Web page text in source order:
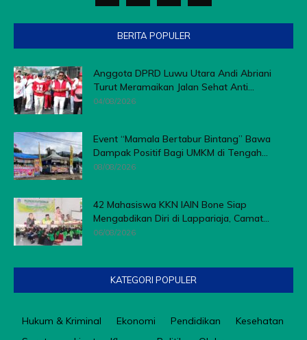
BERITA POPULER
Anggota DPRD Luwu Utara Andi Abriani
Turut Meramaikan Jalan Sehat Anti...
04/08/2026
Event “Mamala Bertabur Bintang” Bawa
Dampak Positif Bagi UMKM di Tengah...
08/08/2026
42 Mahasiswa KKN IAIN Bone Siap
Mengabdikan Diri di Lappariaja, Camat...
06/08/2026
KATEGORI POPULER
Hukum & Kriminal Ekonomi Pendidikan
Kesehatan